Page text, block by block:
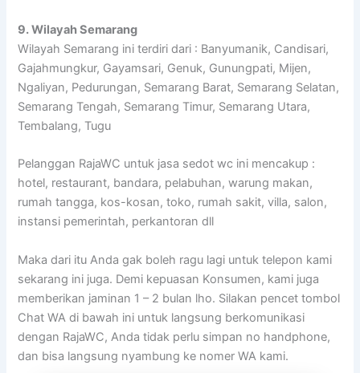
9. Wilayah Semarang
Wilayah Semarang ini terdiri dari : Banyumanik, Candisari,
Gajahmungkur, Gayamsari, Genuk, Gunungpati, Mijen,
Ngaliyan, Pedurungan, Semarang Barat, Semarang Selatan,
Semarang Tengah, Semarang Timur, Semarang Utara,
Tembalang, Tugu
Pelanggan RajaWC untuk jasa sedot wc ini mencakup :
hotel, restaurant, bandara, pelabuhan, warung makan,
rumah tangga, kos-kosan, toko, rumah sakit, villa, salon,
instansi pemerintah, perkantoran dll
Maka dari itu Anda gak boleh ragu lagi untuk telepon kami
sekarang ini juga. Demi kepuasan Konsumen, kami juga
memberikan jaminan 1 – 2 bulan lho. Silakan pencet tombol
Chat WA di bawah ini untuk langsung berkomunikasi
dengan RajaWC, Anda tidak perlu simpan no handphone,
dan bisa langsung nyambung ke nomer WA kami.